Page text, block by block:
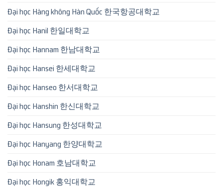
Đại học Hàng không Hàn Quốc 한국항공대학교
Đại học Hanil 한일대학교
Đại học Hannam 한남대학교
Đại học Hansei 한세대학교
Đại học Hanseo 한서대학교
Đại học Hanshin 한신대학교
Đại học Hansung 한성대학교
Đại học Hanyang 한양대학교
Đại học Honam 호남대학교
Đại học Hongik 홍익대학교